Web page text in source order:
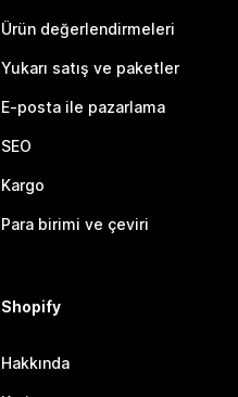
Ürün değerlendirmeleri
Yukarı satış ve paketler
E-posta ile pazarlama
SEO
Kargo
Para birimi ve çeviri
Shopify
Hakkında